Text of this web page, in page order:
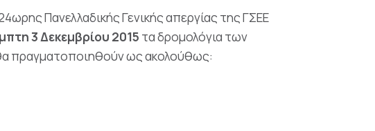
Πανελλαδικής Γενικής απεργίας της ΓΣΕΕ
3 Δεκεμβρίου 2015 τα δρομολόγια των
θα πραγματοποιηθούν ως ακολούθως: